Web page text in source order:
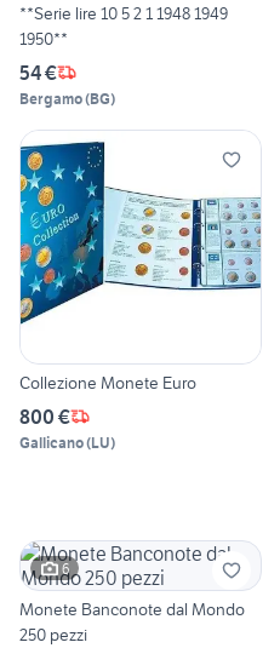
**Serie lire 10 5 2 1 1948 1949
1950**
54 €
Bergamo(BG)
Collezione Monete Euro
800 €
Gallicano(LU)
6
Monete Banconote dal Mondo
250 pezzi